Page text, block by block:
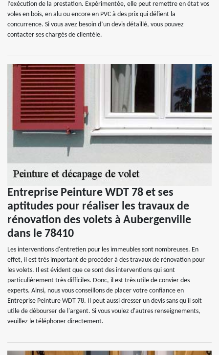
l’exécution de la prestation. Expérimentée, elle peut remettre en état vos
voles en bois, en alu ou encore en PVC à des prix qui défient la
concurrence. Si vous avez besoin d’un devis détaillé, vous pouvez
contacter ses chargés de clientèle.
Entreprise Peinture WDT 78 et ses
aptitudes pour réaliser les travaux de
rénovation des volets à Aubergenville
dans le 78410
Les interventions d'entretien pour les immeubles sont nombreuses. En
effet, il est très important de procéder à des travaux de rénovation pour
les volets. Il est évident que ce sont des interventions qui sont
particulièrement très difficiles. Donc, il est très utile de convier des
experts. Ainsi, nous vous conseillons de placer votre confiance en
Entreprise Peinture WDT 78. Il peut aussi dresser un devis sans qu'il soit
utile de débourser de l'argent. Si vous voulez d'autres renseignements,
veuillez le téléphoner directement.